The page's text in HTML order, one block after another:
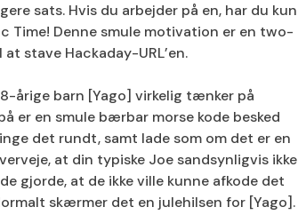
sats. Hvis du arbejder på en, har du kun
Time! Denne smule motivation er en two-
stave Hackaday-URL’en.
årige barn [Yago] virkelig tænker på
er en smule bærbar morse kode besked
det rundt, samt lade som om det er en
at din typiske Joe sandsynligvis ikke
gjorde, at de ikke ville kunne afkode det
skærmer det en julehilsen for [Yago].